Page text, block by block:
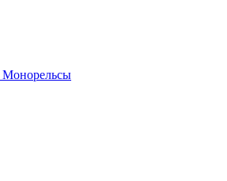
Монорельсы